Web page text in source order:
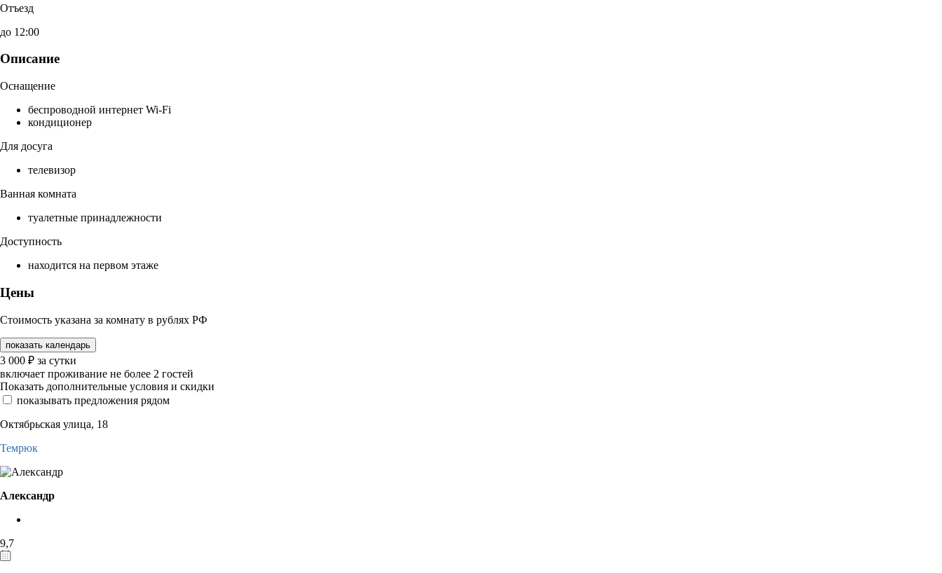
Отъезд
до 12:00
Описание
Оснащение
беспроводной интернет Wi-Fi
кондиционер
Для досуга
телевизор
Ванная комната
туалетные принадлежности
Доступность
находится на первом этаже
Цены
Стоимость указана за комнату в рублях РФ
показать календарь
3 000 ₽ за сутки
включает проживание не более 2 гостей
Показать дополнительные условия и скидки
показывать предложения рядом
Октябрьская улица, 18
Темрюк
Александр
9,7